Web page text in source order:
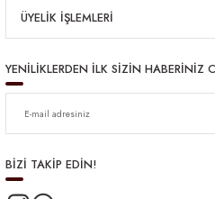
ÜYELİK İŞLEMLERİ
YENİLİKLERDEN İLK SİZİN HABERİNİZ
BİZİ TAKİP EDİN!